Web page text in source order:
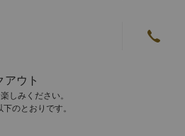
ウト
しみください。
のとおりです。